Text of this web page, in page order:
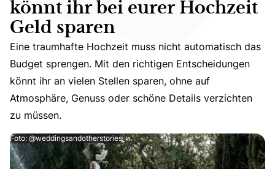
könnt ihr bei eurer Hochzeit
Geld sparen
Eine traumhafte Hochzeit muss nicht automatisch das
Eine traumhafte Hochzeit muss nicht automatisch das
Budget sprengen. Mit den richtigen Entscheidungen
könnt ihr an vielen Stellen sparen, ohne auf
Atmosphäre, Genuss oder schöne Details verzichten
zu müssen.
Foto: @weddingsandotherstories